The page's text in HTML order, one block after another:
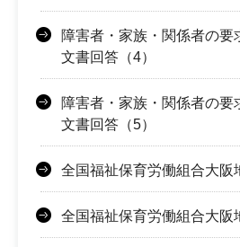
障害者・家族・関係者の要
文書回答（4）
障害者・家族・関係者の要
文書回答（5）
全国福祉保育労働組合大阪
全国福祉保育労働組合大阪